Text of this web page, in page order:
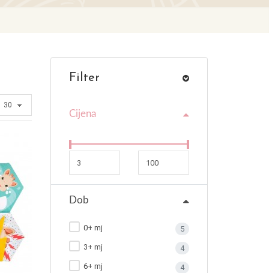
Filter
Cijena
Dob
0+ mj 5
3+ mj 4
6+ mj 4